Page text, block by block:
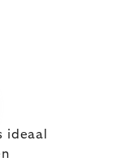
ideaal